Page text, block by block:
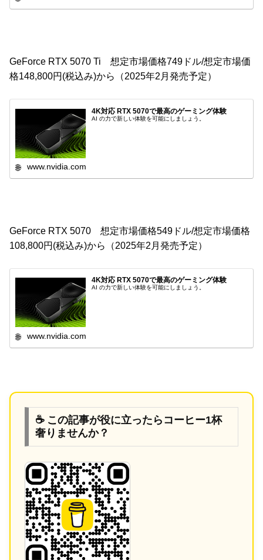
GeForce RTX 5070 Ti 想定市場価格749ドル/想定市場価
格148,800円(税込み)から（2025年2月発売予定）
4K対応 RTX 5070で最高のゲーミング体験
AI の力で新しい体験を可能にしましょう。
www.nvidia.com
GeForce RTX 5070 想定市場価格549ドル/想定市場価格
108,800円(税込み)から（2025年2月発売予定）
4K対応 RTX 5070で最高のゲーミング体験
AI の力で新しい体験を可能にしましょう。
www.nvidia.com
☕ この記事が役に立ったらコーヒー1杯
奢りませんか？